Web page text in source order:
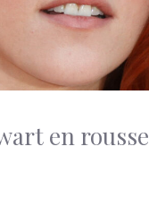
en rousse